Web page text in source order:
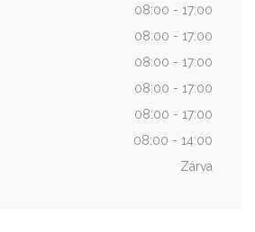
08:00 - 17:00
08:00 - 17:00
08:00 - 17:00
08:00 - 17:00
08:00 - 17:00
08:00 - 14:00
Zárva